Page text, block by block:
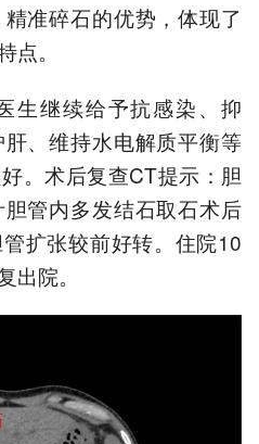
准碎石的优势，体现了
。
生继续给予抗感染、抑
、维持水电解质平衡等
。术后复查CT提示：胆
管内多发结石取石术后
扩张较前好转。住院10
出院。